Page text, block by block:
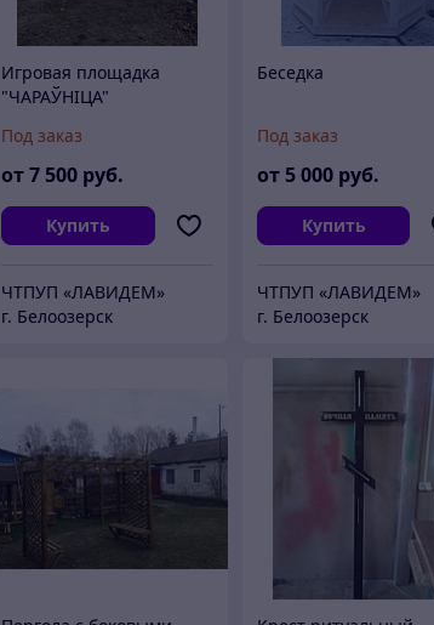
Игровая площадка
"ЧАРАЎНІЦА"
Под заказ
от7 500 руб.
Купить
ЧТПУП «ЛАВИДЕМ»
г. Белоозерск
Беседка
Под заказ
от 5 000 руб.
Купить
ЧТПУП «ЛАВИДЕМ»
г. Белоозерск